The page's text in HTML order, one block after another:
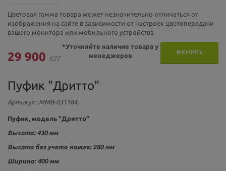
Цветовая гамма товара может незначительно отличаться от
изображения на сайте в зависимости от настроек цветопередачи
вашего монитора или мобильного устройства
29 900 KZT
КУПИТЬ
*Уточняйте наличие товара у
менеджеров
Пуфик "Дритто"
Артикул: ММВ-031184
Пуфик, модель "Дритто"
Высота: 430 мм
Высота без учета ножек: 280 мм
Ширина: 400 мм